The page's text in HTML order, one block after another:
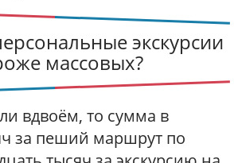
экскурсии
массовых?
вдвоём, то сумма в
за пеший маршрут по